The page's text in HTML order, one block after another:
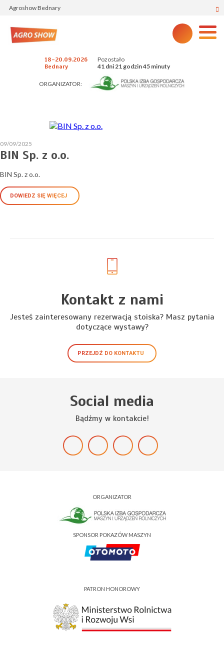
Agroshow Bednary
18-20.09.2026
Bednary
Pozostało
41 dni 21 godzin 45 minuty
ORGANIZATOR:
09/09/2025
BIN Sp. z o.o.
BIN Sp. z o.o.
DOWIEDZ SIĘ WIĘCEJ
Kontakt z nami
Jesteś zainteresowany rezerwacją stoiska? Masz pytania
dotyczące wystawy?
PRZEJDŹ DO KONTAKTU
Social media
Bądźmy w kontakcie!
ORGANIZATOR
SPONSOR POKAZÓW MASZYN
PATRON HONOROWY